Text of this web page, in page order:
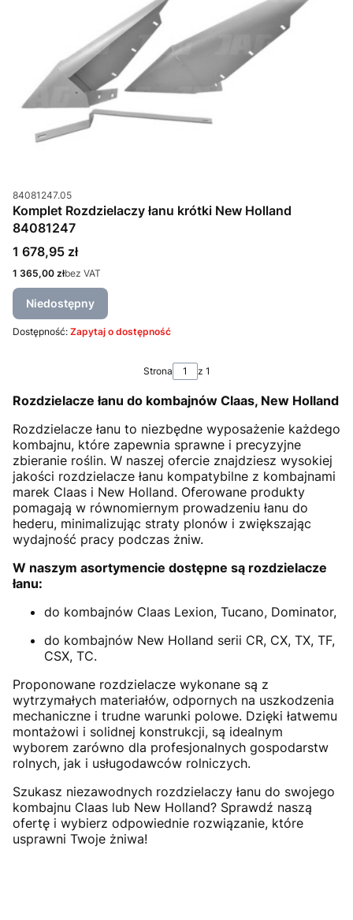
Kod produktu
84081247.05
Komplet Rozdzielaczy łanu krótki New Holland
84081247
Cena
1 678,95 zł
Cena
1 365,00 złbez VAT
Niedostępny
Dostępność: Zapytaj o dostępność
Strona z 1
Rozdzielacze łanu do kombajnów Claas, New Holland
Rozdzielacze łanu to niezbędne wyposażenie każdego
kombajnu, które zapewnia sprawne i precyzyjne
zbieranie roślin. W naszej ofercie znajdziesz wysokiej
jakości rozdzielacze łanu kompatybilne z kombajnami
marek Claas i New Holland. Oferowane produkty
pomagają w równomiernym prowadzeniu łanu do
hederu, minimalizując straty plonów i zwiększając
wydajność pracy podczas żniw.
W naszym asortymencie dostępne są rozdzielacze
łanu:
do kombajnów Claas Lexion, Tucano, Dominator,
do kombajnów New Holland serii CR, CX, TX, TF,
CSX, TC.
Proponowane rozdzielacze wykonane są z
wytrzymałych materiałów, odpornych na uszkodzenia
mechaniczne i trudne warunki polowe. Dzięki łatwemu
montażowi i solidnej konstrukcji, są idealnym
wyborem zarówno dla profesjonalnych gospodarstw
rolnych, jak i usługodawców rolniczych.
Szukasz niezawodnych rozdzielaczy łanu do swojego
kombajnu Claas lub New Holland? Sprawdź naszą
ofertę i wybierz odpowiednie rozwiązanie, które
usprawni Twoje żniwa!